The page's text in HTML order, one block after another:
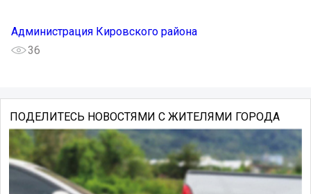
Администрация Кировского района
36
ПОДЕЛИТЕСЬ НОВОСТЯМИ С ЖИТЕЛЯМИ ГОРОДА